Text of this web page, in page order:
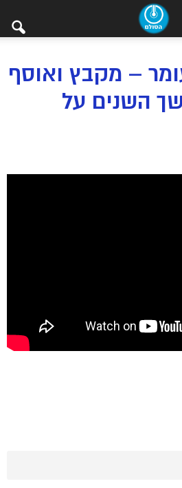
– מקבץ ואוסף
השנים על